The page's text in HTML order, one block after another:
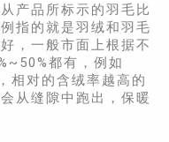
产品所标示的羽毛比
指的就是羽绒和羽毛
，一般市面上根据不
都有，例如
相对的含绒率越高的
从缝隙中跑出，保暖